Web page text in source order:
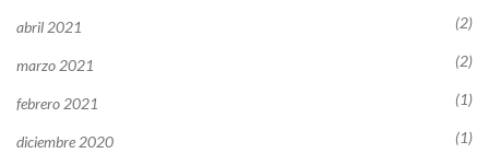
abril 2021 (2)
marzo 2021 (2)
febrero 2021 (1)
diciembre 2020 (1)